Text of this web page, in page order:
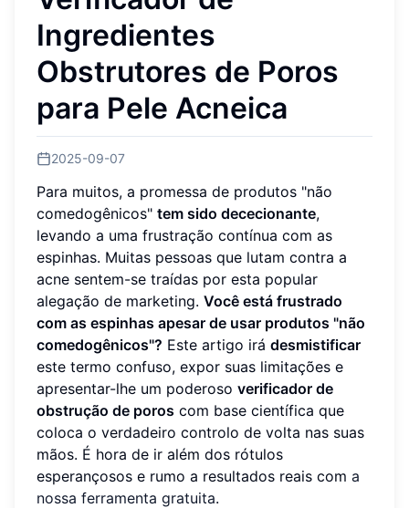
Ingredientes
Obstrutores de Poros
para Pele Acneica
2025-09-07
Para muitos, a promessa de produtos "não
comedogênicos" tem sido dececionante,
levando a uma frustração contínua com as
espinhas. Muitas pessoas que lutam contra a
acne sentem-se traídas por esta popular
alegação de marketing. Você está frustrado
com as espinhas apesar de usar produtos "não
comedogênicos"? Este artigo irá desmistificar
este termo confuso, expor suas limitações e
apresentar-lhe um poderoso verificador de
obstrução de poros com base científica que
coloca o verdadeiro controlo de volta nas suas
mãos. É hora de ir além dos rótulos
esperançosos e rumo a resultados reais com a
nossa ferramenta gratuita.